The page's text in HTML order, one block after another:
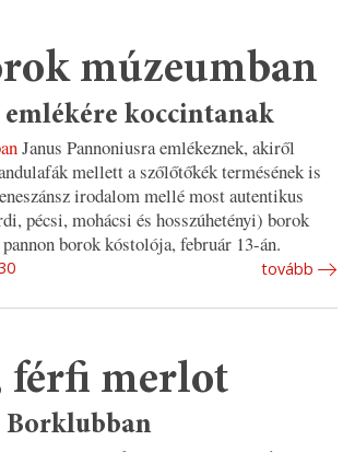
múzeumban
emlékére koccintanak
Janus Pannoniusra emlékeznek, akiről
mellett a szőlőtőkék termésének is
irodalom mellé most autentikus
pécsi, mohácsi és hosszúhetényi) borok
borok kóstolója, február 13-án.
tovább
férfi merlot
Borklubban